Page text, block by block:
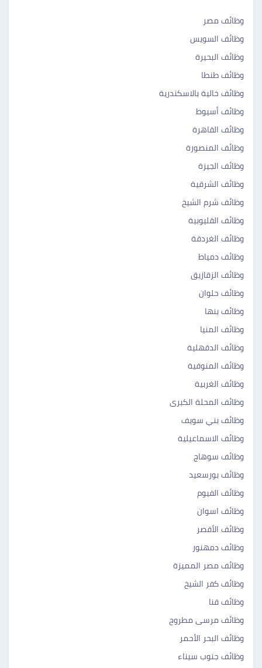
وظائف مصر
وظائف السويس
وظائف البحيرة
وظائف طنطا
وظائف خالية بالاسكندرية
وظائف أسيوط
وظائف القاهرة
وظائف المنصورة
وظائف الجيزة
وظائف الشرقية
وظائف شرم الشيخ
وظائف القليوبية
وظائف الغردقة
وظائف دمياط
وظائف الزقازيق
وظائف حلوان
وظائف بنها
وظائف المنيا
وظائف الدقهلية
وظائف المنوفية
وظائف الغربية
وظائف المحلة الكبرى
وظائف بني سويف
وظائف الاسماعيلية
وظائف سوهاج
وظائف بورسعيد
وظائف الفيوم
وظائف اسوان
وظائف الأقصر
وظائف دمهنور
وظائف مصر المميزة
وظائف كفر الشيخ
وظائف قنا
وظائف مرسى مطروح
وظائف البحر الأحمر
وظائف جنوب سيناء